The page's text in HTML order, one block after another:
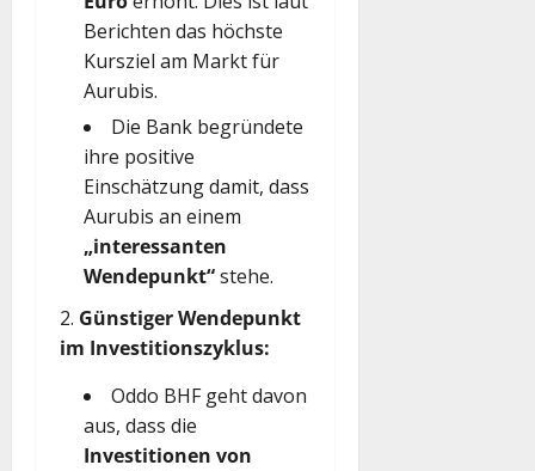
Berichten das höchste
Kursziel am Markt für
Aurubis.
Die Bank begründete
ihre positive
Einschätzung damit, dass
Aurubis an einem
„interessanten
Wendepunkt“stehe.
Günstiger Wendepunkt
im Investitionszyklus:
Oddo BHF geht davon
aus, dass die
Investitionen von